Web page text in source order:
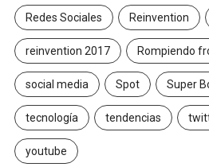
Redes Sociales Reinvention
reinvention 2017 Rompiendo
social media Spot Super
tecnología tendencias
youtube